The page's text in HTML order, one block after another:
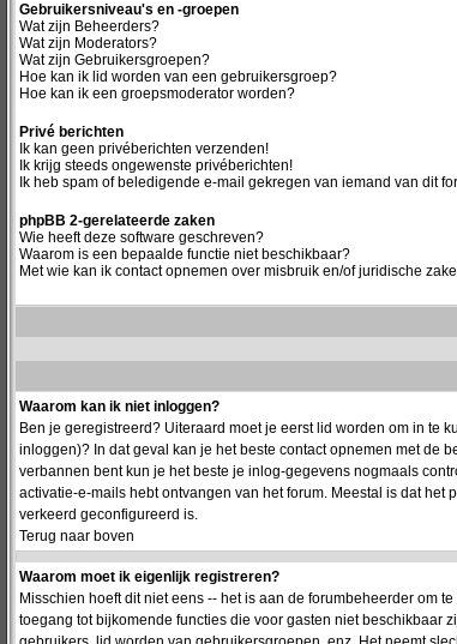
Gebruikersniveau's en -groepen
Wat zijn Beheerders?
Wat zijn Moderators?
Wat zijn Gebruikersgroepen?
Hoe kan ik lid worden van een gebruikersgroep?
Hoe kan ik een groepsmoderator worden?
Privé berichten
Ik kan geen privéberichten verzenden!
Ik krijg steeds ongewenste privéberichten!
Ik heb spam of beledigende e-mail gekregen van iemand van dit
phpBB 2-gerelateerde zaken
Wie heeft deze software geschreven?
Waarom is een bepaalde functie niet beschikbaar?
Met wie kan ik contact opnemen over misbruik en/of juridische
Waarom kan ik niet inloggen?
Ben je geregistreerd? Uiteraard moet je eerst lid worden om in te
inloggen)? In dat geval kan je het beste contact opnemen met de
verbannen bent kun je het beste je inlog-gegevens nogmaals
activatie-e-mails hebt ontvangen van het forum. Meestal is dat
verkeerd geconfigureerd is.
Terug naar boven
Waarom moet ik eigenlijk registreren?
Misschien hoeft dit niet eens -- het is aan de forumbeheerder om
toegang tot bijkomende functies die voor gasten niet beschikbaar